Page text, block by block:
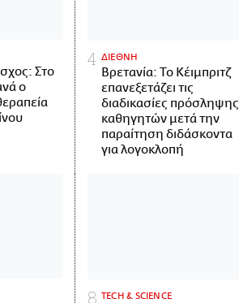
Στο
ο
ΔΙΕΘΝΗ
Βρετανία: Το Κέιμπριτζ
επανεξετάζει τις
διαδικασίες πρόσληψης
καθηγητών μετά την
παραίτηση διδάσκοντα
για λογοκλοπή
ΤECH & SCIENCE